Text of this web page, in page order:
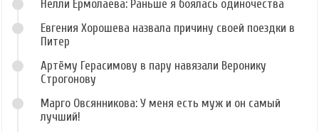
Нелли Ермолаева: Раньше я боялась одиночества
Евгения Хорошева назвала причину своей поездки в
Питер
Артёму Герасимову в пару навязали Веронику
Строгонову
Марго Овсянникова: У меня есть муж и он самый
лучший!